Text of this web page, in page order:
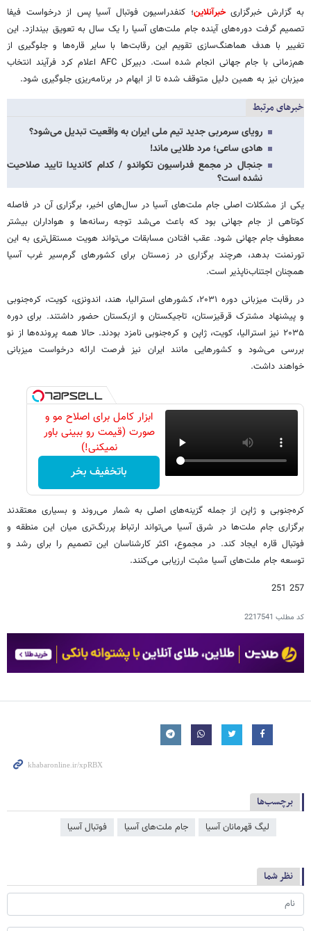
به گزارش خبرگزاریخبرآنلاین؛ کنفدراسیون فوتبال آسیا پس از درخواست فیفا
تصمیم گرفت دوره‌های آینده جام ملت‌های آسیا را یک سال به تعویق بیندازد. این
تغییر با هدف هماهنگ‌سازی تقویم این رقابت‌ها با سایر قاره‌ها و جلوگیری از
هم‌زمانی با جام جهانی انجام شده است. دبیرکل AFC اعلام کرد فرآیند انتخاب
میزبان نیز به همین دلیل متوقف شده تا از ابهام در برنامه‌ریزی جلوگیری شود.
خبرهای مرتبط
رویای سرمربی جدید تیم ملی ایران به واقعیت تبدیل می‌شود؟
هادی ساعی؛ مرد طلایی ماند!
جنجال در مجمع فدراسیون تکواندو / کدام کاندیدا تایید صلاحیت
نشده است؟
یکی از مشکلات اصلی جام ملت‌های آسیا در سال‌های اخیر، برگزاری آن در فاصله
کوتاهی از جام جهانی بود که باعث می‌شد توجه رسانه‌ها و هواداران بیشتر
معطوف جام جهانی شود. عقب افتادن مسابقات می‌تواند هویت مستقل‌تری به این
تورنمنت بدهد، هرچند برگزاری در زمستان برای کشورهای گرم‌سیر غرب آسیا
همچنان اجتناب‌ناپذیر است.
در رقابت میزبانی دوره ۲۰۳۱، کشورهای استرالیا، هند، اندونزی، کویت، کره‌جنوبی
و پیشنهاد مشترک قرقیزستان، تاجیکستان و ازبکستان حضور داشتند. برای دوره
۲۰۳۵ نیز استرالیا، کویت، ژاپن و کره‌جنوبی نامزد بودند. حالا همه پرونده‌ها از نو
بررسی می‌شود و کشورهایی مانند ایران نیز فرصت ارائه درخواست میزبانی
خواهند داشت.
ابزار کامل برای اصلاح مو و
صورت (قیمت رو ببینی باور
نمیکنی!)
باتخفیف بخر
کره‌جنوبی و ژاپن از جمله گزینه‌های اصلی به شمار می‌روند و بسیاری معتقدند
برگزاری جام ملت‌ها در شرق آسیا می‌تواند ارتباط پررنگ‌تری میان این منطقه و
فوتبال قاره ایجاد کند. در مجموع، اکثر کارشناسان این تصمیم را برای رشد و
توسعه جام ملت‌های آسیا مثبت ارزیابی می‌کنند.
257 251
کد مطلب 2217541
برچسب‌ها
لیگ قهرمانان آسیا جام ملت‌‌های آسیا فوتبال آسیا
نظر شما